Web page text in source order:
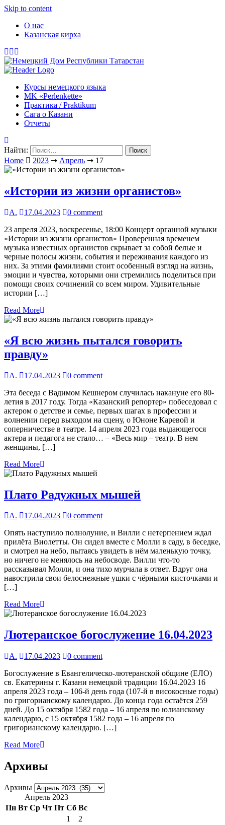
Skip to content
О нас
Казанская кирха
Курсы немецкого языка
МK «Perlenkette»
Практика / Praktikum
Сага о Казани
Отчеты
Найти:
Home
2023 ➞ Апрель ➞ 17
«Истории из жизни органистов»
А. 17.04.2023
0 comment
23 апреля 2023, воскресенье, 18:00 Концерт органной музыки
«Истории из жизни органистов» Проверенная временем
музыка известных органистов скрывает за собой белые и
черные полосы жизни, события и переживания каждого из
них. За этими фамилиями стоит особенный взгляд на жизнь,
эмоции и чувства, которыми они стремились поделиться при
помощи своих сочинений со всем миром. Удивительные
истории […]
Read More
«​Я всю жизнь пытался говорить
правду»​
А. 17.04.2023
0 comment
Эта беседа с Вадимом Кешнером случилась накануне его 80-
летия в 2017 году. Тогда «Казанский репортер» побеседовал с
актером о детстве и семье, первых шагах в профессии и
волнении перед выходом на сцену, о Юноне Каревой и
соперничестве в театре. 14 апреля 2023 года выдающегося
актера и педагога не стало… – «Весь мир – театр. В нем
женщины, […]
Read More
Плато Радужных мышей
А. 17.04.2023
0 comment
Опять наступило полнолуние, и Вилли с нетерпением ждал
прилёта Виолетты. Он сидел вместе с Молли в саду, в беседке,
и смотрел на небо, пытаясь увидеть в нём маленькую точку,
но ничего не менялось на небосводе. Вилли что-то
рассказывал Молли, и она тихо мурчала в ответ. Вдруг она
навострила свои белоснежные ушки с чёрными кисточками и
[…]
Read More
Лютеранское богослужение 16.04.2023
А. 17.04.2023
0 comment
Богослужение в Евангелическо-лютеранской общине (ЕЛО)
св. Екатерины г. Казани немецкой традиции 16.04.2023 16
апреля 2023 года – 106-й день года (107-й в високосные годы)
по григорианскому календарю. До конца года остаётся 259
дней. До 15 октября 1582 года – 16 апреля по юлианскому
календарю, с 15 октября 1582 года – 16 апреля по
григорианскому календарю. […]
Read More
Архивы
Архивы
Апрель 2023
Пн Вт Ср Чт Пт Сб Вс
1
2